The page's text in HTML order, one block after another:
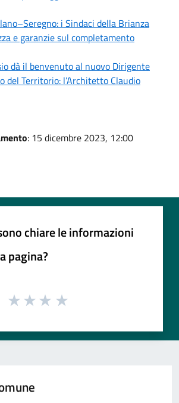
i Sindaci della Brianza
e garanzie sul completamento
dà il benvenuto al nuovo Dirigente
del Territorio: l’Architetto Claudio
: 15 dicembre 2023, 12:00
chiare le informazioni
pagina?